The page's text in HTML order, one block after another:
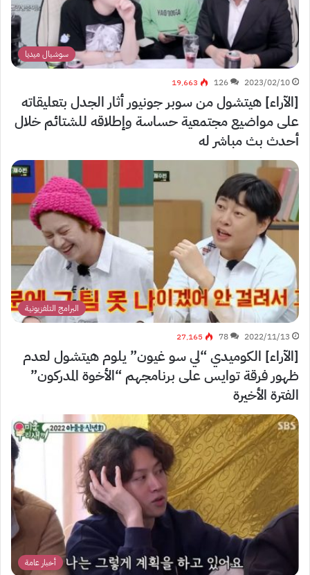
سوشيال ميديا
2023/02/10
126 19٬663
[الآراء] هيتشول من سوبر جونيور أثار الجدل بتعليقاته
على مواضيع مجتمعية حساسة وإطلاقه للشتائم خلال
أحدث بث مباشر له
البرامج التلفزيونية
2022/11/13
78 27٬165
[الآراء] الكوميدي “لي سو غيون” يلوم هيتشول لعدم
ظهور فرقة توايس على برنامجهم “الأخوة المدركون”
الفترة الأخيرة
أخبار عامة